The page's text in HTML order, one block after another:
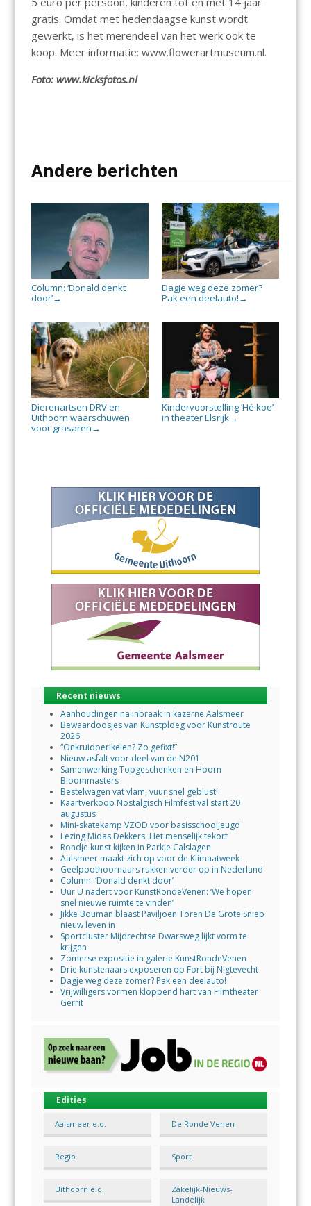
gratis. Omdat met hedendaagse kunst wordt
gewerkt, is het merendeel van het werk ook te
koop. Meer informatie: www.flowerartmuseum.nl.
Foto: www.kicksfotos.nl
Andere berichten
Column: ‘Donald denkt
door’→
Dagje weg deze zomer?
Pak een deelauto! →
Dierenartsen DRV en
Uithoorn waarschuwen
voor grasaren →
Kindervoorstelling ‘Hé koe’
in theater Elsrijk→
Recent nieuws
Aanhoudingen na inbraak in kazerne Aalsmeer
Bewaardoosjes van Kunstploeg voor Kunstroute
2026
“Onkruidperikelen? Zo gefixt!”
Nieuw asfalt voor deel van de N201
Samenwerking Topgeschenken en Hoorn
Bloommasters
Bestelwagen vat vlam, vuur snel geblust!
Kaartverkoop Nostalgisch Filmfestival start 20
augustus
Mini-skatekamp VZOD voor basisschooljeugd
Lezing Midas Dekkers: Het menselijk tekort
Rondje kunst kijken in Parkje Calslagen
Aalsmeer maakt zich op voor de Klimaatweek
Geelpoothoornaars rukken verder op in Nederland
Column: ‘Donald denkt door’
Uur U nadert voor KunstRondeVenen: ‘We hopen
snel nieuwe ruimte te vinden’
Jikke Bouman blaast Paviljoen Toren De Grote Sniep
nieuw leven in
Sportcluster Mijdrechtse Dwarsweg lijkt vorm te
krijgen
Zomerse expositie in galerie KunstRondeVenen
Drie kunstenaars exposeren op Fort bij Nigtevecht
Dagje weg deze zomer? Pak een deelauto!
Vrijwilligers vormen kloppend hart van Filmtheater
Gerrit
Edities
Aalsmeer e.o. De Ronde Venen
Regio Sport
Uithoorn e.o.
Zakelijk-Nieuws-
Landelijk